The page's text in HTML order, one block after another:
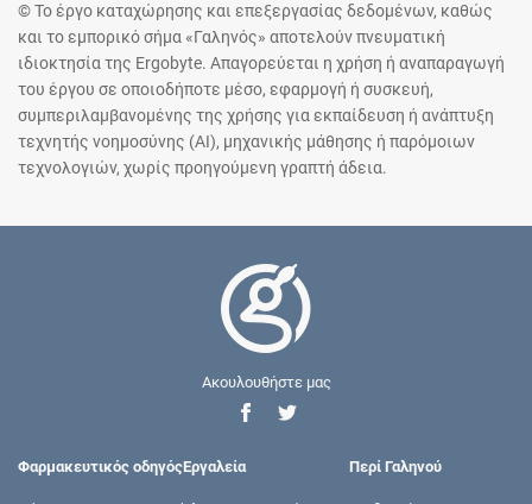
© Το έργο καταχώρησης και επεξεργασίας δεδομένων, καθώς
και το εμπορικό σήμα «Γαληνός» αποτελούν πνευματική
ιδιοκτησία της Ergobyte. Απαγορεύεται η χρήση ή αναπαραγωγή
του έργου σε οποιοδήποτε μέσο, εφαρμογή ή συσκευή,
συμπεριλαμβανομένης της χρήσης για εκπαίδευση ή ανάπτυξη
τεχνητής νοημοσύνης (AI), μηχανικής μάθησης ή παρόμοιων
τεχνολογιών, χωρίς προηγούμενη γραπτή άδεια.
Ακουλουθήστε μας
Φαρμακευτικός οδηγόςΕργαλεία Περί Γαληνού